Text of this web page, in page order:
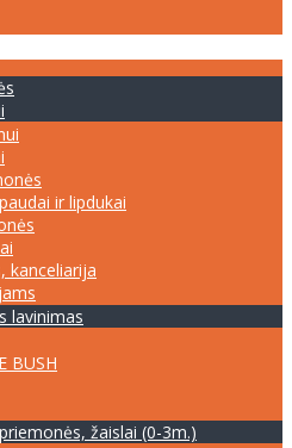
ir lipdukai
kanceliarija
lavinimas
BUSH
žaislai (0-3m.)